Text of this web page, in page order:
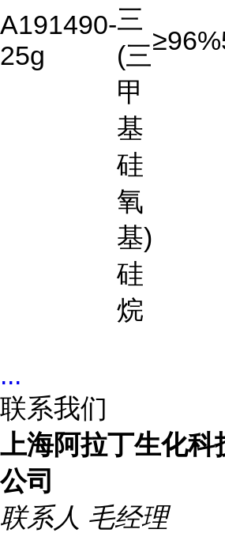
A191490-
25g
三
(三
甲
基
硅
氧
基)
硅
烷
≥96%
...
联系我们
上海阿拉丁生化科
公司
联系人 毛经理